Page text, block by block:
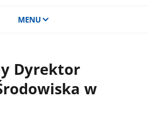
MENU
Dyrektor
w